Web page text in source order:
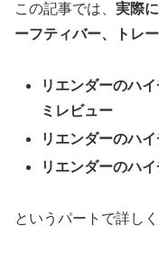
この記事では、 実際
ーフティバー、トレ
リエンダーのハ
ミレビュー
リエンダーのハ
リエンダーのハ
というパートで詳し